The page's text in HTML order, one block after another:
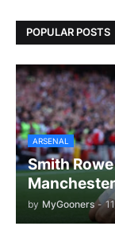
POPULAR POSTS
ARSENAL
Smith
by MyGooners -